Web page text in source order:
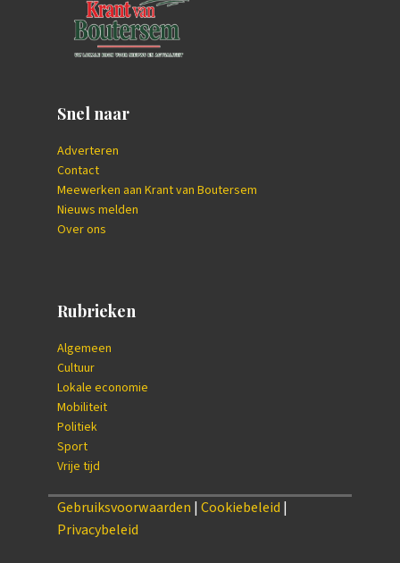
Snel naar
Adverteren
Contact
Meewerken aan Krant van Boutersem
Nieuws melden
Over ons
Rubrieken
Algemeen
Cultuur
Lokale economie
Mobiliteit
Politiek
Sport
Vrije tijd
Gebruiksvoorwaarden | Cookiebeleid |
Privacybeleid